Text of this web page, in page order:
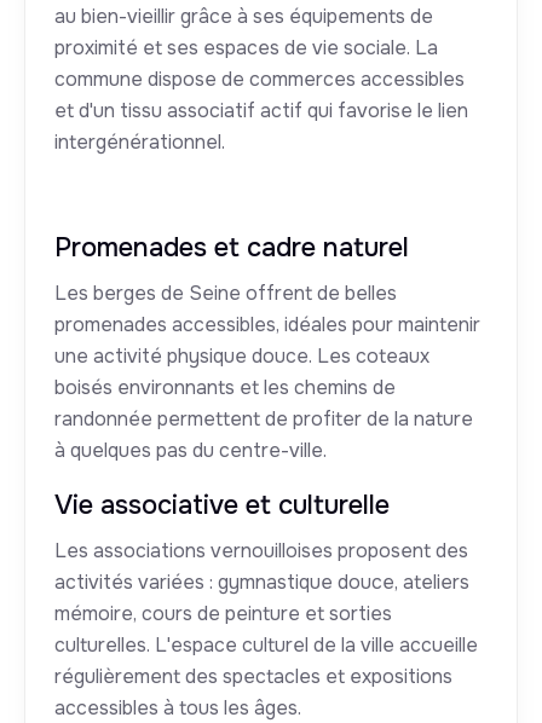
au bien-vieillir grâce à ses équipements de
proximité et ses espaces de vie sociale. La
commune dispose de commerces accessibles
et d'un tissu associatif actif qui favorise le lien
intergénérationnel.
Promenades et cadre naturel
Les berges de Seine offrent de belles
promenades accessibles, idéales pour maintenir
une activité physique douce. Les coteaux
boisés environnants et les chemins de
randonnée permettent de profiter de la nature
à quelques pas du centre-ville.
Vie associative et culturelle
Les associations vernouilloises proposent des
activités variées : gymnastique douce, ateliers
mémoire, cours de peinture et sorties
culturelles. L'espace culturel de la ville accueille
régulièrement des spectacles et expositions
accessibles à tous les âges.